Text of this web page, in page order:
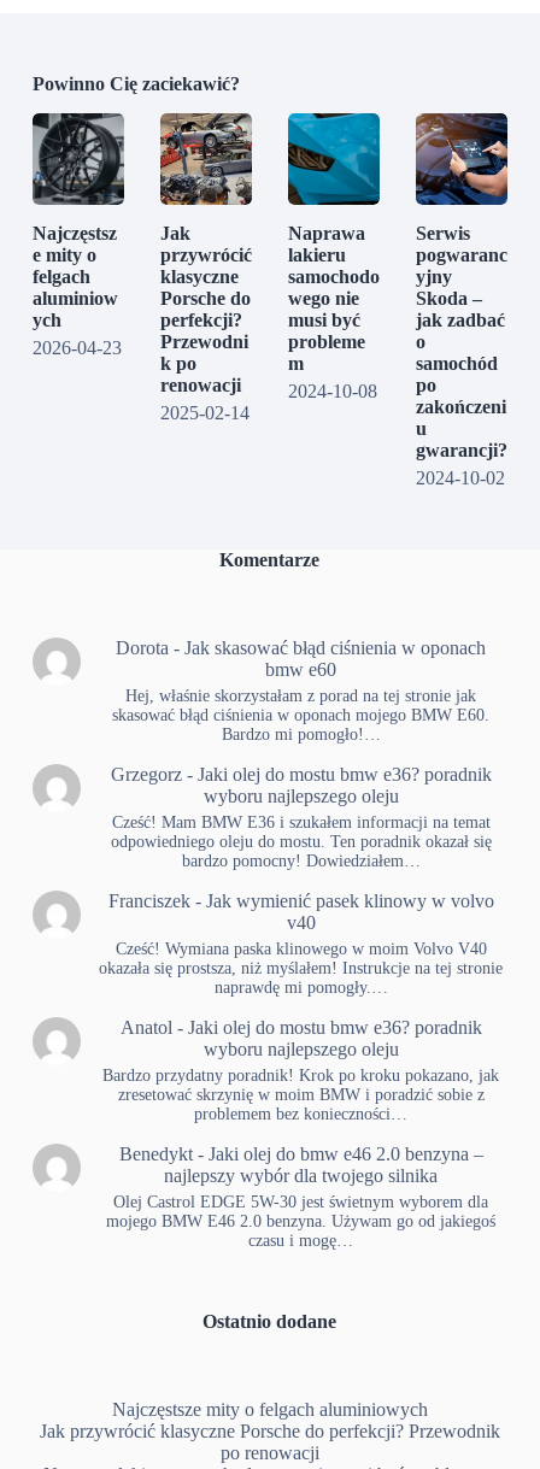
Powinno Cię zaciekawić?
Najczęstsz
e mity o
felgach
aluminiow
ych
2026-04-23
Jak
przywrócić
klasyczne
Porsche do
perfekcji?
Przewodni
k po
renowacji
2025-02-14
Naprawa
lakieru
samochodo
wego nie
musi być
probleme
m
2024-10-08
Serwis
pogwaranc
yjny
Skoda –
jak zadbać
o
samochód
po
zakończeni
u
gwarancji?
2024-10-02
Komentarze
Dorota -Jak skasować błąd ciśnienia w oponach
bmw e60
Hej, właśnie skorzystałam z porad na tej stronie jak
skasować błąd ciśnienia w oponach mojego BMW E60.
Bardzo mi pomogło!…
Grzegorz- Jaki olej do mostu bmw e36? poradnik
wyboru najlepszego oleju
Cześć! Mam BMW E36 i szukałem informacji na temat
odpowiedniego oleju do mostu. Ten poradnik okazał się
bardzo pomocny! Dowiedziałem…
Franciszek- Jak wymienić pasek klinowy w volvo
v40
Cześć! Wymiana paska klinowego w moim Volvo V40
okazała się prostsza, niż myślałem! Instrukcje na tej stronie
naprawdę mi pomogły.…
Anatol - Jaki olej do mostu bmw e36? poradnik
wyboru najlepszego oleju
Bardzo przydatny poradnik! Krok po kroku pokazano, jak
zresetować skrzynię w moim BMW i poradzić sobie z
problemem bez konieczności…
Benedykt- Jaki olej do bmw e46 2.0 benzyna –
najlepszy wybór dla twojego silnika
Olej Castrol EDGE 5W-30 jest świetnym wyborem dla
mojego BMW E46 2.0 benzyna. Używam go od jakiegoś
czasu i mogę…
Ostatnio dodane
Najczęstsze mity o felgach aluminiowych
Jak przywrócić klasyczne Porsche do perfekcji? Przewodnik
po renowacji